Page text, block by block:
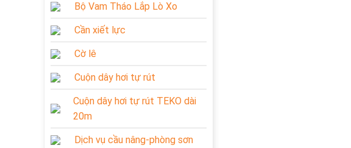
Bộ Vam Tháo Lắp Lò Xo
Cần xiết lực
Cờ lê
Cuộn dây hơi tự rút
Cuộn dây hơi tự rút TEKO dài
20m
Dịch vụ cầu nâng-phòng sơn